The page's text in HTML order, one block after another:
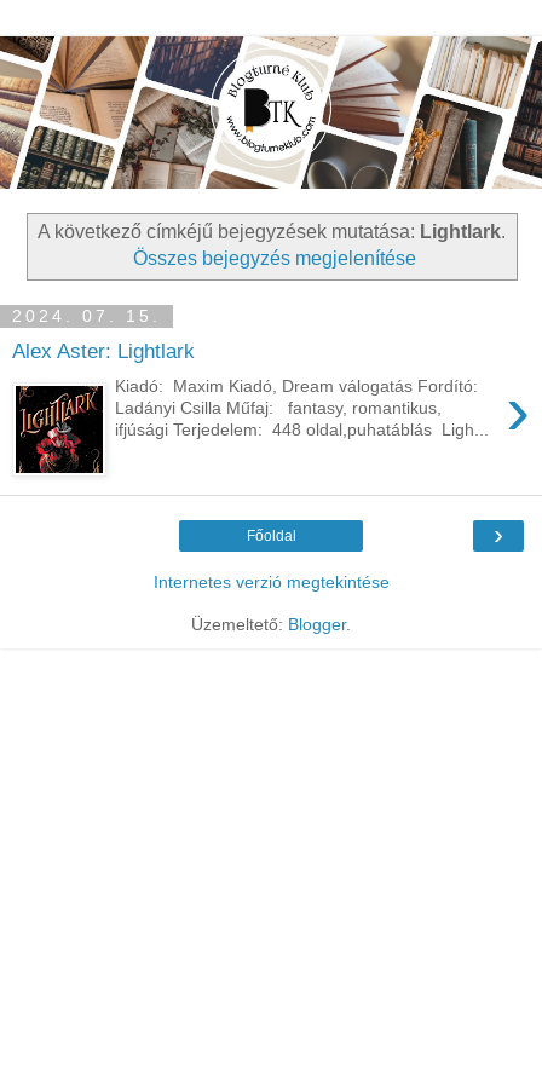
A következő címkéjű bejegyzések mutatása: Lightlark.
Összes bejegyzés megjelenítése
2024. 07. 15.
Alex Aster: Lightlark
›
Kiadó: Maxim Kiadó, Dream válogatás Fordító:
Ladányi Csilla Műfaj: fantasy, romantikus,
ifjúsági Terjedelem: 448 oldal,puhatáblás Ligh...
›
Főoldal
Internetes verzió megtekintése
Üzemeltető: Blogger.